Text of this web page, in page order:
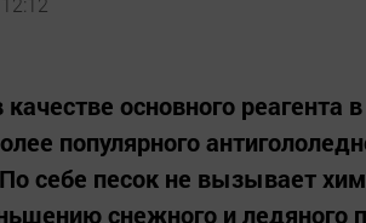
основного реагента
популярного
себе песок не вызывает
снежного и ледяного